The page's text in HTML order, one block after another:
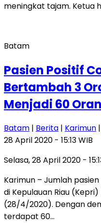
meningkat tajam. Ketua
Batam
Pasien Positif
Bertambah 3
Menjadi 60
Batam | Berita | Karimun |
28 April 2020 - 15:13 WIB
Selasa, 28 April 2020 -
Karimun – Jumlah
di Kepulauan Riau
(28/4/2020). Dengan
terdapat 60…